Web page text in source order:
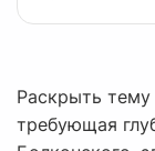
Раскрыть
требующая